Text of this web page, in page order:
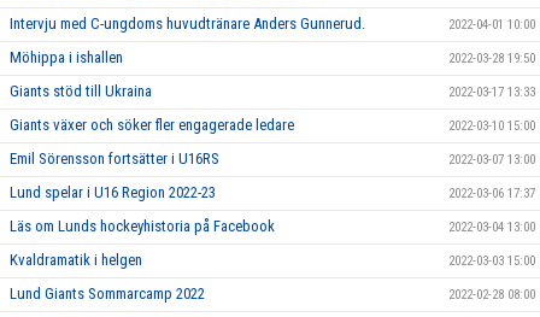
Intervju med C-ungdoms huvudtränare Anders Gunnerud. 2022-04-01 10:00
Möhippa i ishallen 2022-03-28 19:50
Giants stöd till Ukraina 2022-03-17 13:33
Giants växer och söker fler engagerade ledare 2022-03-10 15:00
Emil Sörensson fortsätter i U16RS 2022-03-07 13:00
Lund spelar i U16 Region 2022-23 2022-03-06 17:37
Läs om Lunds hockeyhistoria på Facebook 2022-03-04 13:00
Kvaldramatik i helgen 2022-03-03 15:00
Lund Giants Sommarcamp 2022 2022-02-28 08:00